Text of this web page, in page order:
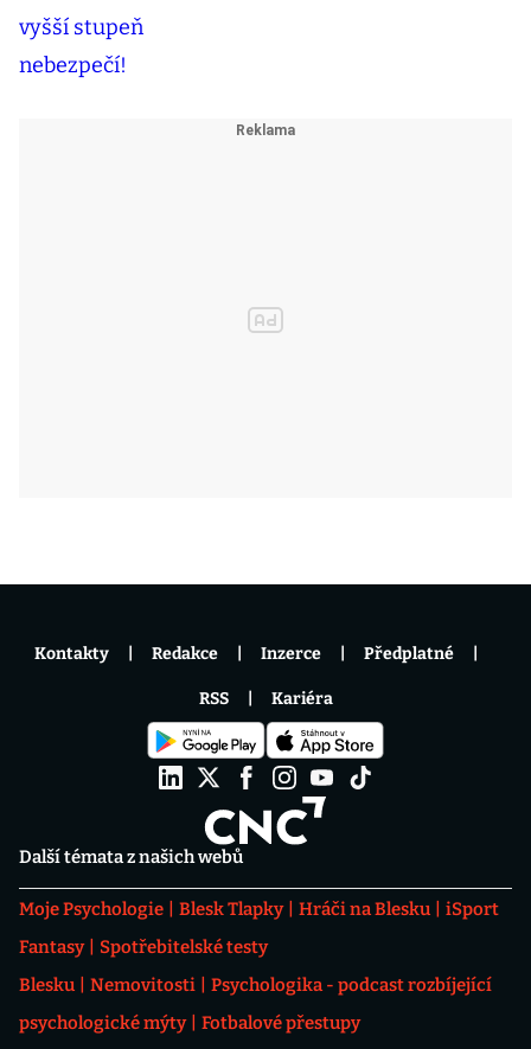
Další témata z našich webů
Moje Psychologie Blesk Tlapky Hráči na Blesku
iSport
Fantasy
Spotřebitelské testy
Blesku
Nemovitosti
Psychologika - podcast rozbíjející
psychologické mýty
Fotbalové přestupy
Kontakty Redakce Inzerce Předplatné
RSS Kariéra